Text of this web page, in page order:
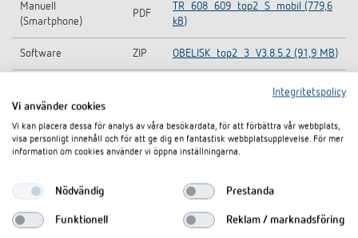
Manuell
(Smartphone)
PDF
TR_608_609_top2_S_mobil (779,6
kB)
Software ZIP OBELISK_top2_3_V3.8.5.2 (91,9 MB)
EU Data Act
TR 609 top2 S-Information Notice
Datablad PDF TR 609 top2 S (516,5 kB)
I dokumentkorgen
Integritetspolicy
Vi använder cookies
Vi kan placera dessa för analys av våra besökardata, för att förbättra vår webbplats,
visa personligt innehåll och för att ge dig en fantastisk webbplatsupplevelse. För mer
information om cookies använder vi öppna inställningarna.
Nödvändig Prestanda
Funktionell Reklam / marknadsföring